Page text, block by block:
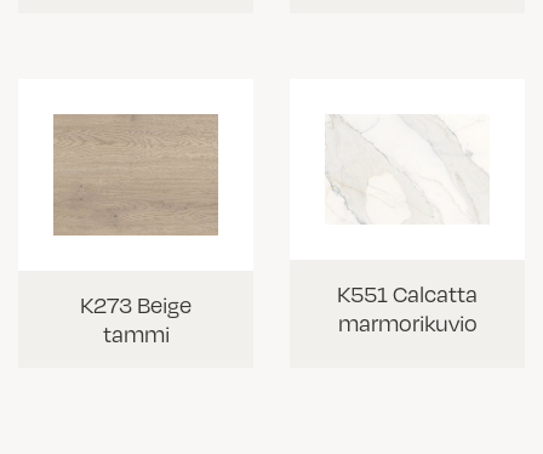
K273 Beige
tammi
K551 Calcatta
marmorikuvio